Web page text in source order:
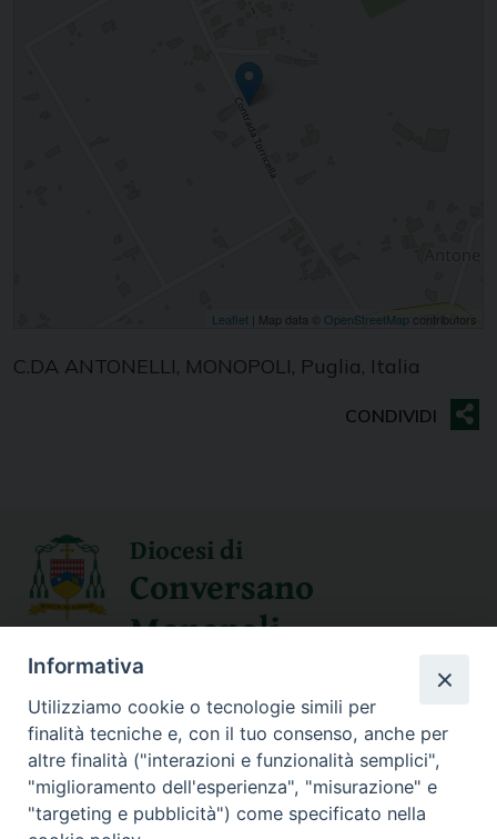
Leaflet | Map data © OpenStreetMap contributors
C.DA ANTONELLI, MONOPOLI, Puglia, Italia
Diocesi di
Conversano
Monopoli
SEGUICI SU
Contatti
Informativa
Utilizziamo cookie o tecnologie simili per
finalità tecniche e, con il tuo consenso, anche per
altre finalità ("interazioni e funzionalità semplici",
"miglioramento dell'esperienza", "misurazione" e
"targeting e pubblicità") come specificato nella